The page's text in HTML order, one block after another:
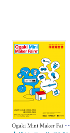
Ogaki Mini Maker Fai ･